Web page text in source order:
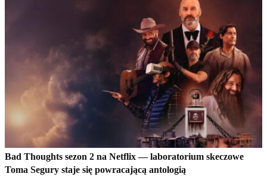
Bad Thoughts sezon 2 na Netflix — laboratorium skeczowe
Toma Segury staje się powracającą antologią